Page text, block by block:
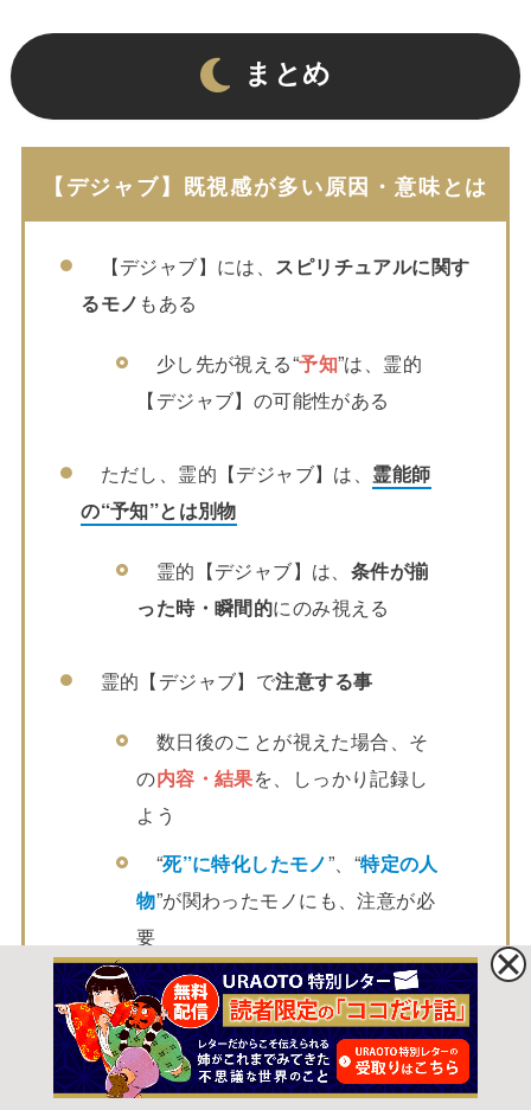
まとめ
【デジャブ】既視感が多い原因・意味とは
【デジャブ】には、 スピリチュアルに関す
るモノ もある
少し先が視える“予知”は、霊的
【デジャブ】の可能性がある
ただし、霊的【デジャブ】は、 霊能師
の“予知”とは別物
霊的【デジャブ】は、 条件が揃
った時・瞬間的にのみ視える
霊的【デジャブ】で注意する事
数日後のことが視えた場合、そ
の内容・結果を、しっかり記録し
よう
“死”に特化したモノ”、“特定の人
物”が関わったモノにも、注意が必
要
今回は、スピリチュアルに関連した【デジャブ】に